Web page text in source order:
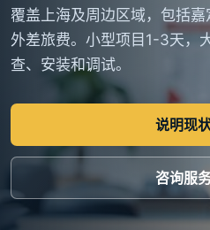
覆盖上海及周边区域，包括
外差旅费。小型项目1-3天，
查、安装和调试。
说明现
咨询服